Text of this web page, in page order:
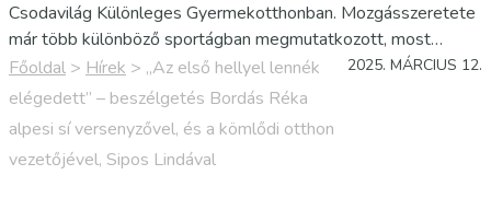
Csodavilág Különleges Gyermekotthonban. Mozgásszeretete
már több különböző sportágban megmutatkozott, most
azonban sportolói pályafutásának egy kiemelkedő
állomásához érkezett: március 7-től alpesi sí kategóriában
részt vehet a torinói Speciális…
Főoldal > Hírek > „Az első hellyel lennék
elégedett” – beszélgetés Bordás Réka
alpesi sí versenyzővel, és a kömlődi otthon
vezetőjével, Sipos Lindával
2025. MÁRCIUS 12.